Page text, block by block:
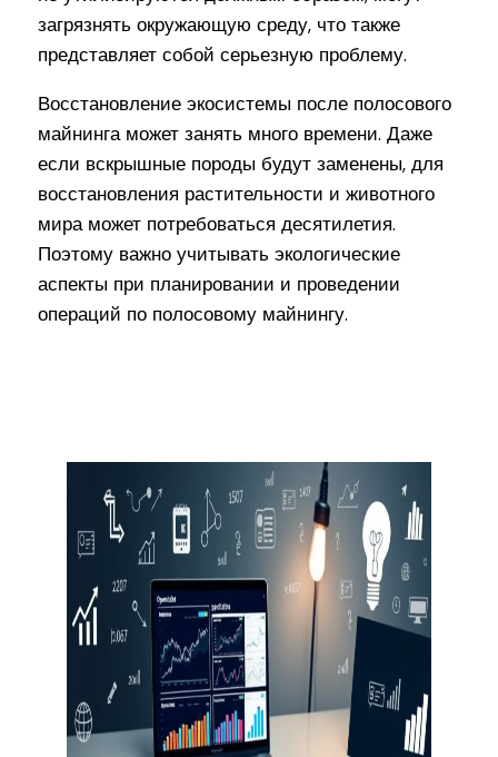
загрязнять окружающую среду, что также
представляет собой серьезную проблему.
Восстановление экосистемы после полосового
майнинга может занять много времени. Даже
если вскрышные породы будут заменены, для
восстановления растительности и животного
мира может потребоваться десятилетия.
Поэтому важно учитывать экологические
аспекты при планировании и проведении
операций по полосовому майнингу.